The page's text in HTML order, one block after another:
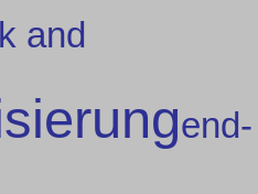
and
end-